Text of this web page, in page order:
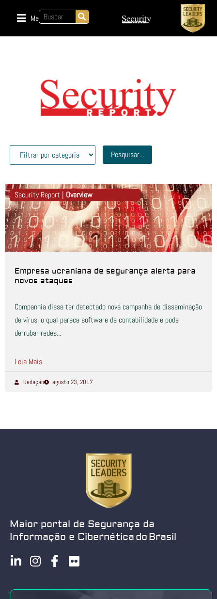
Menu
Pesquisar...
Security Report | Overview
Empresa ucraniana de segurança alerta para
novos ataques
Companhia disse ter detectado nova campanha de disseminação
de vírus, o qual parece software de contabilidade e pode
derrubar redes...
Leia Mais
Redação agosto 23, 2017
Maior portal de Segurança da
Informação e Cibernética do Brasil